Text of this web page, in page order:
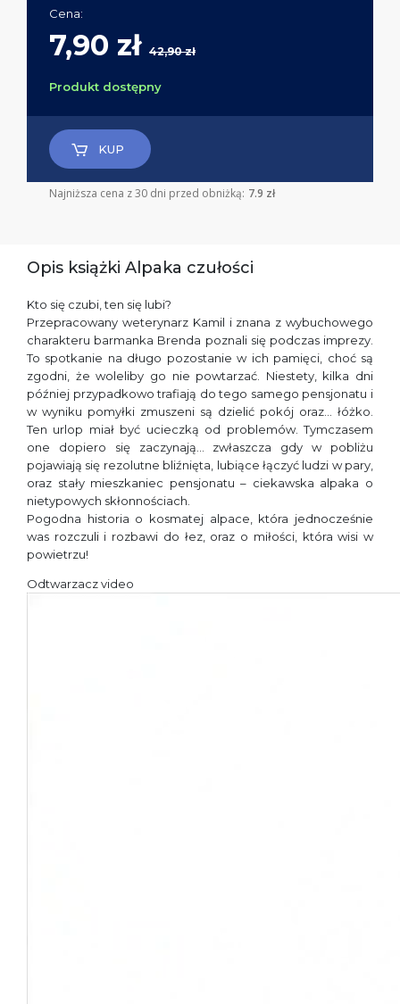
Cena:
7,90 zł 42,90 zł
Produkt dostępny
KUP
Najniższa cena z 30 dni przed obniżką: 7.9 zł
Opis książki Alpaka czułości
Kto się czubi, ten się lubi?
Przepracowany weterynarz Kamil i znana z wybuchowego
charakteru barmanka Brenda poznali się podczas imprezy.
To spotkanie na długo pozostanie w ich pamięci, choć są
zgodni, że woleliby go nie powtarzać. Niestety, kilka dni
później przypadkowo trafiają do tego samego pensjonatu i
w wyniku pomyłki zmuszeni są dzielić pokój oraz… łóżko.
Ten urlop miał być ucieczką od problemów. Tymczasem
one dopiero się zaczynają… zwłaszcza gdy w pobliżu
pojawiają się rezolutne bliźnięta, lubiące łączyć ludzi w pary,
oraz stały mieszkaniec pensjonatu – ciekawska alpaka o
nietypowych skłonnościach.
Pogodna historia o kosmatej alpace, która jednocześnie
was rozczuli i rozbawi do łez, oraz o miłości, która wisi w
powietrzu!
Odtwarzacz video